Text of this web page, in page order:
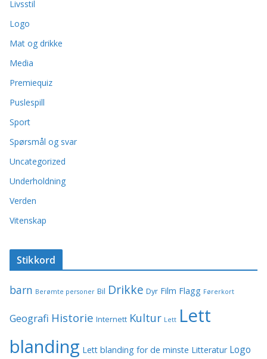
Livsstil
Logo
Mat og drikke
Media
Premiequiz
Puslespill
Sport
Spørsmål og svar
Uncategorized
Underholdning
Verden
Vitenskap
Stikkord
barn Berømte personer Bil Drikke Dyr Film Flagg Førerkort
Geografi Historie Internett Kultur Lett Lett
blanding Lett blanding for de minste Litteratur Logo